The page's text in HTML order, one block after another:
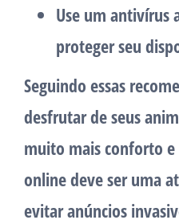
Use um antivírus
proteger seu
Seguindo essas
desfrutar de seus
muito mais conforto e
online deve ser uma
evitar anúncios